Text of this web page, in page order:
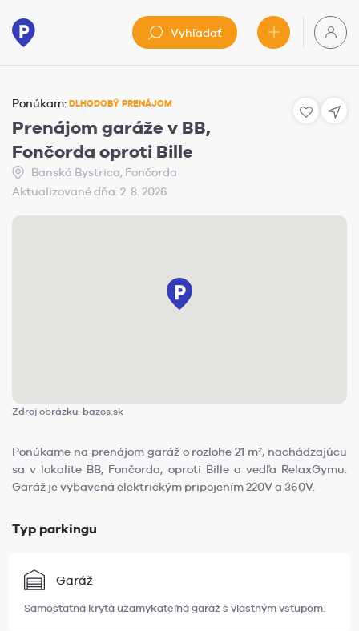
Vyhľadať
Ponúkam: DLHODOBÝ PRENÁJOM
Prenájom garáže v BB,
Fončorda oproti Bille
Banská Bystrica, Fončorda
Aktualizované dňa: 2. 8. 2026
Zdroj obrázku: bazos.sk
Ponúkame na prenájom garáž o rozlohe 21 m², nachádzajúcu
sa v lokalite BB, Fončorda, oproti Bille a vedľa RelaxGymu.
Garáž je vybavená elektrickým pripojením 220V a 360V.
Typ parkingu
Garáž
Samostatná krytá uzamykateľná garáž s vlastným vstupom.